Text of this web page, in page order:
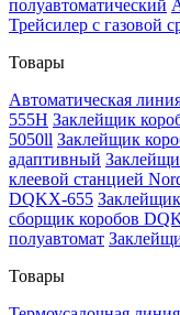
полуавтоматический
Трейсилер с газовой
Товары
Автоматическая
555H Заклейщик
5050ll Заклейщик
адаптивный
клеевой станцией
DQKX-655
сборщик коробов
полуавтомат
Товары